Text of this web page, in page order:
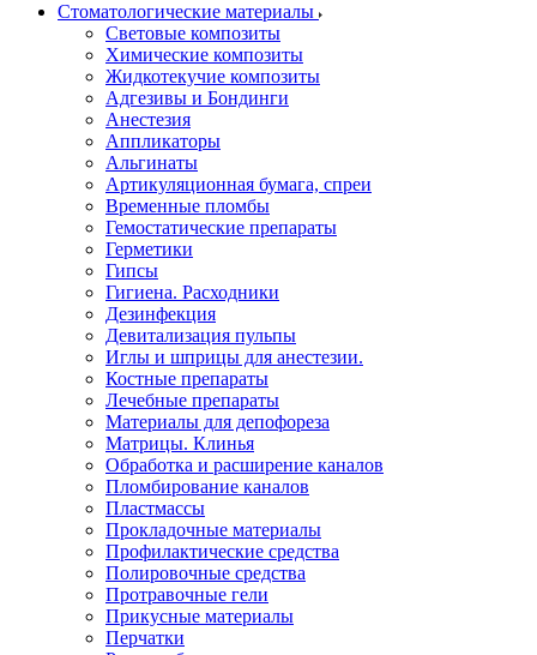
Стоматологические материалы
Световые композиты
Химические композиты
Жидкотекучие композиты
Адгезивы и Бондинги
Анестезия
Аппликаторы
Альгинаты
Артикуляционная бумага, спреи
Временные пломбы
Гемостатические препараты
Герметики
Гипсы
Гигиена. Расходники
Дезинфекция
Девитализация пульпы
Иглы и шприцы для анестезии.
Костные препараты
Лечебные препараты
Материалы для депофореза
Матрицы. Клинья
Обработка и расширение каналов
Пломбирование каналов
Пластмассы
Прокладочные материалы
Профилактические средства
Полировочные средства
Протравочные гели
Прикусные материалы
Перчатки